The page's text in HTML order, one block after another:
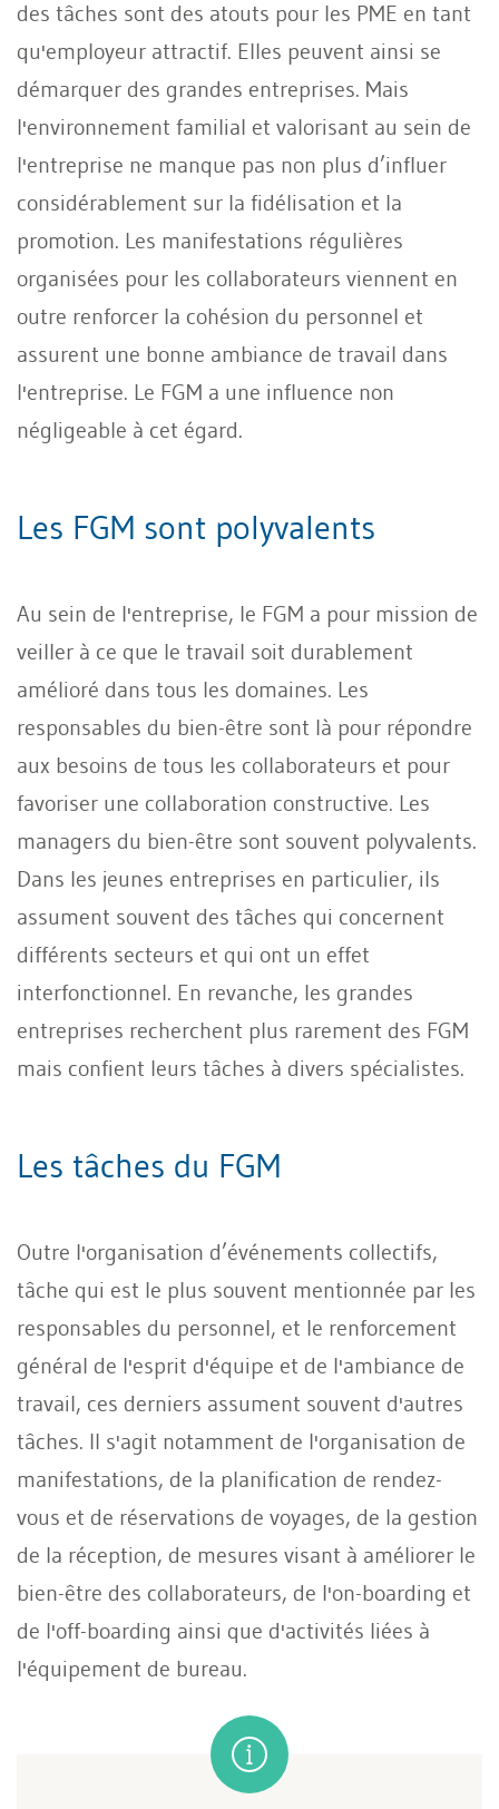
des tâches sont des atouts pour les PME en tant
qu'employeur attractif. Elles peuvent ainsi se
démarquer des grandes entreprises. Mais
l'environnement familial et valorisant au sein de
l'entreprise ne manque pas non plus d’influer
considérablement sur la fidélisation et la
promotion. Les manifestations régulières
organisées pour les collaborateurs viennent en
outre renforcer la cohésion du personnel et
assurent une bonne ambiance de travail dans
l'entreprise. Le FGM a une influence non
négligeable à cet égard.
Les FGM sont polyvalents
Au sein de l'entreprise, le FGM a pour mission de
veiller à ce que le travail soit durablement
amélioré dans tous les domaines. Les
responsables du bien-être sont là pour répondre
aux besoins de tous les collaborateurs et pour
favoriser une collaboration constructive. Les
managers du bien-être sont souvent polyvalents.
Dans les jeunes entreprises en particulier, ils
assument souvent des tâches qui concernent
différents secteurs et qui ont un effet
interfonctionnel. En revanche, les grandes
entreprises recherchent plus rarement des FGM
mais confient leurs tâches à divers spécialistes.
Les tâches du FGM
Outre l'organisation d’événements collectifs,
tâche qui est le plus souvent mentionnée par les
responsables du personnel, et le renforcement
général de l'esprit d'équipe et de l'ambiance de
travail, ces derniers assument souvent d'autres
tâches. Il s'agit notamment de l'organisation de
manifestations, de la planification de rendez-
vous et de réservations de voyages, de la gestion
de la réception, de mesures visant à améliorer le
bien-être des collaborateurs, de l'on-boarding et
de l'off-boarding ainsi que d'activités liées à
l'équipement de bureau.